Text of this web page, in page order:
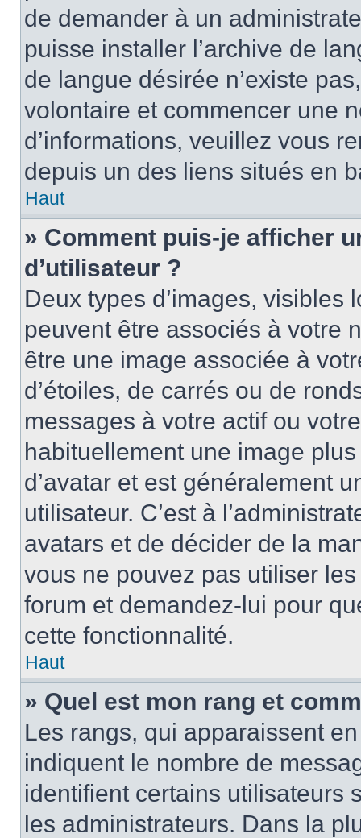
de demander à un
puisse installer l’archive de
de langue désirée n’existe
volontaire et commencer une
d’informations, veuillez vous
depuis un des liens situés en
Haut
» Comment puis-je afficher
d’utilisateur ?
Deux types d’images,
peuvent être associés à votre
être une image associée à
d’étoiles, de carrés ou de
messages à votre actif ou
habituellement une image
d’avatar et est généralement
utilisateur. C’est à
avatars et de décider de la
vous ne pouvez pas utiliser
forum et demandez-lui pour
cette fonctionnalité.
Haut
» Quel est mon rang et
Les rangs, qui apparaissent
indiquent le nombre de
identifient certains utilisateurs
les administrateurs. Dans la